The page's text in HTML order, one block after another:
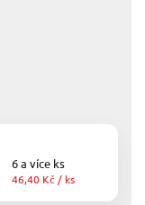
6 a více ks
46,40 Kč / ks